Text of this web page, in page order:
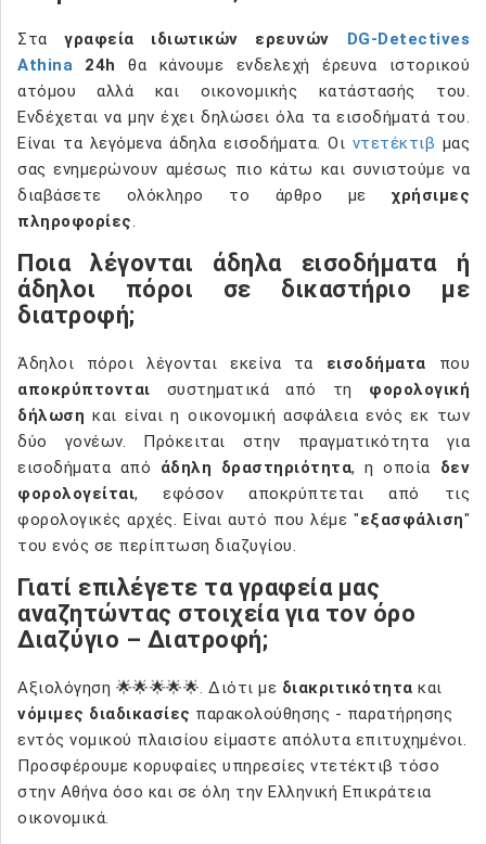
Σταγραφεία ιδιωτικών ερευνών DG-Detectives
Athina 24h
θα κάνουμε ενδελεχή έρευνα ιστορικού
ατόμου αλλά και οικονομικής κατάστασής του.
Ενδέχεται να μην έχει δηλώσει όλα τα εισοδήματά του.
Είναι τα λεγόμενα άδηλα εισοδήματα. Οι ντετέκτιβ μας
σας ενημερώνουν αμέσως πιο κάτω και συνιστούμε να
διαβάσετε ολόκληρο το άρθρο με χρήσιμες
πληροφορίες.
Ποια λέγονται άδηλα εισοδήματα ή
άδηλοι πόροι σε δικαστήριο με
διατροφή;
Άδηλοι πόροι λέγονται εκείνα τα εισοδήματα που
αποκρύπτονται συστηματικά από τη φορολογική
δήλωση και είναι η οικονομική ασφάλεια ενός εκ των
δύο γονέων. Πρόκειται στην πραγματικότητα για
εισοδήματα από άδηλη δραστηριότητα, η οποία δεν
φορολογείται, εφόσον αποκρύπτεται από τις
φορολογικές αρχές. Είναι αυτό που λέμε "εξασφάλιση"
του ενός σε περίπτωση διαζυγίου.
Γιατί επιλέγετε τα γραφεία μας
αναζητώντας στοιχεία για τον όρο
Διαζύγιο – Διατροφή;
Αξιολόγηση 🌟🌟🌟🌟🌟. Διότι με διακριτικότητα και
νόμιμες διαδικασίες παρακολούθησης - παρατήρησης
εντός νομικού πλαισίου είμαστε απόλυτα επιτυχημένοι.
Προσφέρουμε κορυφαίες υπηρεσίες ντετέκτιβ τόσο
στην Αθήνα όσο και σε όλη την Ελληνική Επικράτεια
οικονομικά.